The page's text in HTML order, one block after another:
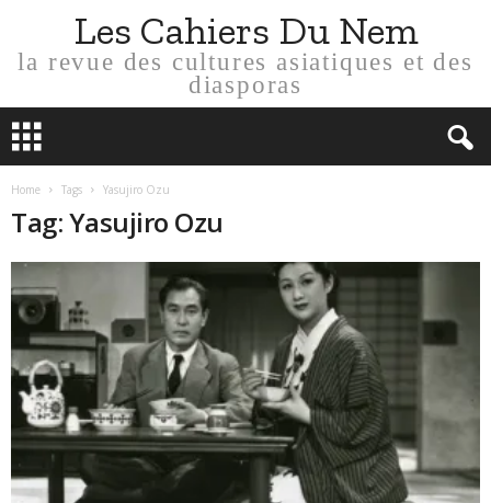
Les Cahiers Du Nem
la revue des cultures asiatiques et des
diasporas
Home Tags Yasujiro Ozu
Tag: Yasujiro Ozu